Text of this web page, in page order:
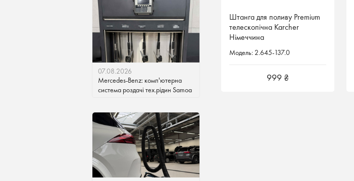
07.08.2026
Mercedes-Benz: комп'ютерна
система роздачі тех.рідин Samoa
Штанга для поливу Premium
телескопічна Karcher
Німеччина
Модель: 2.645-137.0
999 ₴
Штанга для поливу Premium
телескопічна Karcher
Німеччина
Модель: 2.645-137.0
999 ₴